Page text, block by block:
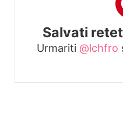
Salvati
Urmariti @lchfro